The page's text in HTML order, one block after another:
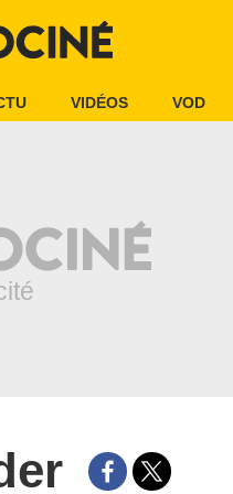
VIDÉOS VOD